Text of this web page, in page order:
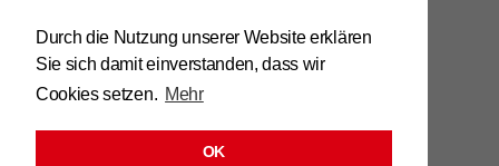
Durch die Nutzung unserer Website erklären
Sie sich damit einverstanden, dass wir
Cookies setzen. Mehr
OK
Fact­ory of Tables and chairs
39026 Prad am Stil­f­ser­joch (BZ)
Kiefernhain­weg 100 / Italy
Tel. 0039 / 0473 / 61 62 43